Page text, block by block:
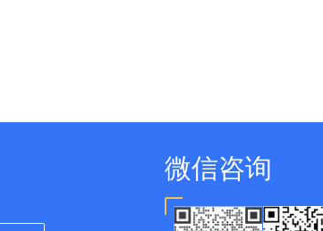
微信咨询